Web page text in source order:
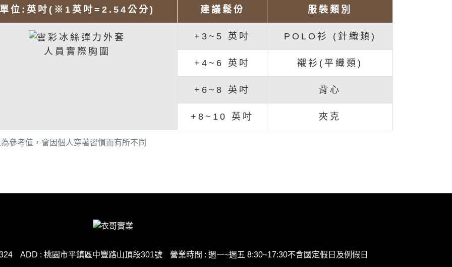
參考值，會因個人穿著習慣而有所不同
單位:英吋(※1英吋=2.54公分) 建議鬆份 服裝類別
人員實際胸圍
+3~5 英吋 POLO衫 (針織類)
+4~6 英吋 襯衫(平織類)
+6~8 英吋 背心
+8~10 英吋 夾克
ADD : 桃園市平鎮區中豐路山頂段301號 營業時間 : 週一~週五 8:30~17:30不含國定假日及例假日